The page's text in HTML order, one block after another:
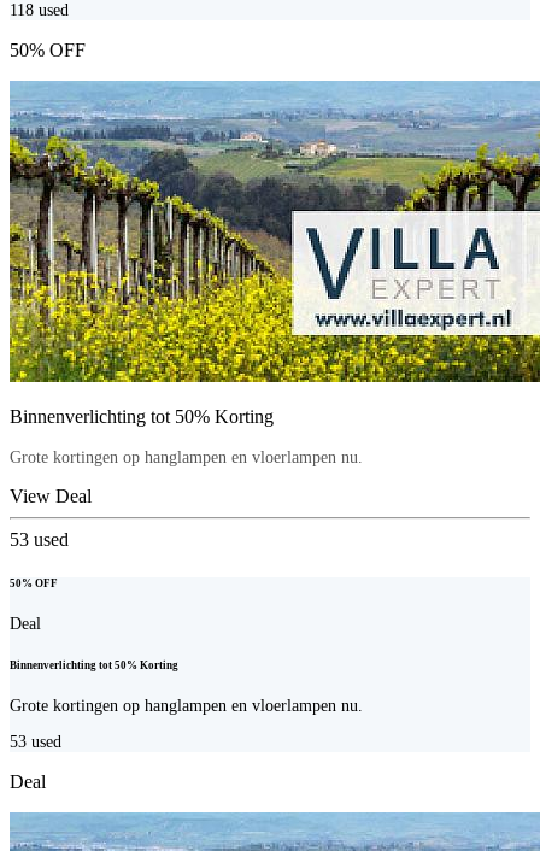
118 used
50% OFF
Binnenverlichting tot 50% Korting
Grote kortingen op hanglampen en vloerlampen nu.
View Deal
53 used
50% OFF
Deal
Binnenverlichting tot 50% Korting
Grote kortingen op hanglampen en vloerlampen nu.
53 used
Deal